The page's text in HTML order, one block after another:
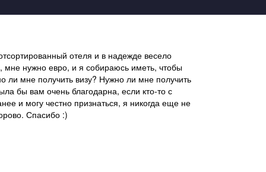
отеля и в надежде весело
мне нужно евро, и я собираюсь иметь, чтобы
ли мне получить визу? Нужно ли мне получить
бы вам очень благодарна, если кто-то с
и могу честно признаться, я никогда еще не
Спасибо :)